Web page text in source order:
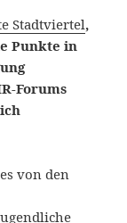
Stadtviertel,
Punkte in
Forums
von den